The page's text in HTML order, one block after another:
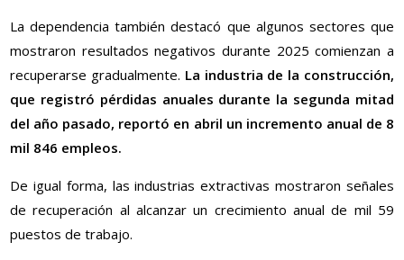
La dependencia también destacó que algunos sectores que
mostraron resultados negativos durante 2025 comienzan a
recuperarse gradualmente. La industria de la construcción,
que registró pérdidas anuales durante la segunda mitad
del año pasado, reportó en abril un incremento anual de 8
mil 846 empleos.
De igual forma, las industrias extractivas mostraron señales
de recuperación al alcanzar un crecimiento anual de mil 59
puestos de trabajo.